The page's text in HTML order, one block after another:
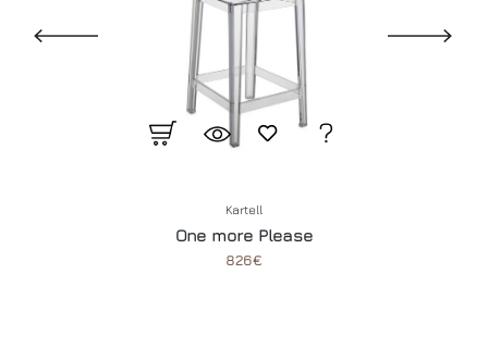
Kartell
One more Please
826€